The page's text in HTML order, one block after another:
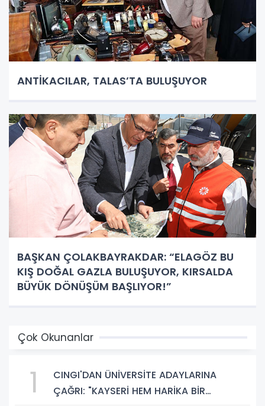
ANTİKACILAR, TALAS’TA BULUŞUYOR
BAŞKAN ÇOLAKBAYRAKDAR: “ELAGÖZ BU
KIŞ DOĞAL GAZLA BULUŞUYOR, KIRSALDA
BÜYÜK DÖNÜŞÜM BAŞLIYOR!”
Çok Okunanlar
1
CINGI'DAN ÜNİVERSİTE ADAYLARINA
ÇAĞRI: "KAYSERİ HEM HARİKA BİR